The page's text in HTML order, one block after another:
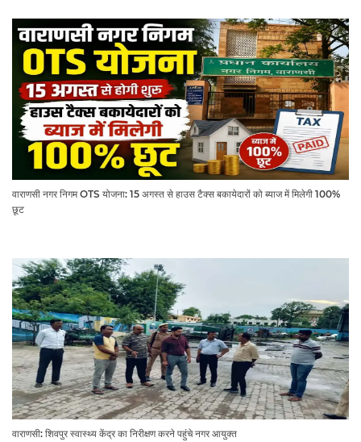
वाराणसी नगर निगम OTS योजना: 15 अगस्त से हाउस टैक्स बकायेदारों को ब्याज में मिलेगी 100%
छूट
वाराणसी: शिवपुर स्वास्थ्य केंद्र का निरीक्षण करने पहुंचे नगर आयुक्त